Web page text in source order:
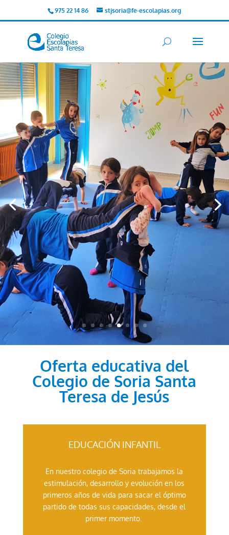
975 22 14 86 stjsoria@fe-escolapias.org
Educando
Oferta educativa del
Colegio de Soria Santa
Teresa de Jesús
EDUCACIÓN INFANTIL
En nuestro colegio de Soria trabajamos la
estimulación, desarrollo y evolución en los
primeros años de vida para sacar el óptimo
partido de todas sus capacidades, desde el
primer momento.